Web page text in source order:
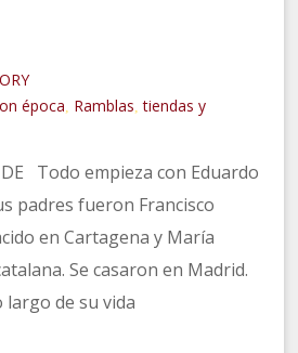
época Ramblas ,tiendas y
Todo empieza con Eduardo
padres fueron Francisco
en Cartagena y María
Se casaron en Madrid.
largo de su vida